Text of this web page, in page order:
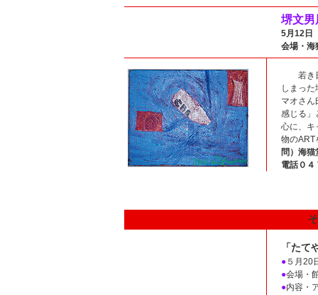
堺文男
5月12日
会場・海
若き日
しまっ
マオさん
感じる」
心に、キ
物のART
問）海猫
電話０４
「たて
● ５月20
●会場・
●内容・